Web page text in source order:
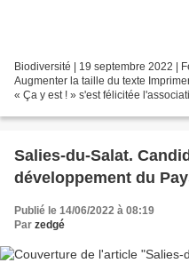
Biodiversité | 19 septembre 2022 |
Augmenter la taille du texte
« Ça y est ! » s'est félicitée
Salies-du-Salat.
développement du
Publié le 14/06/2022 à 08:19
Par zedgé